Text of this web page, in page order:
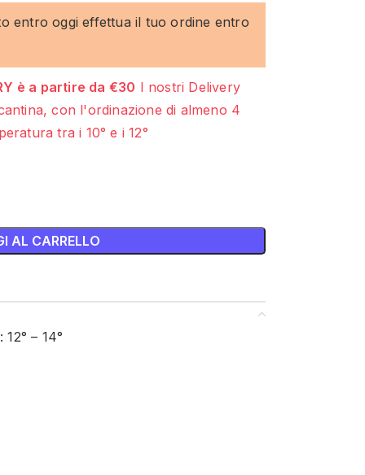
entro oggi effettua il tuo ordine entro
è a partire da €30 I nostri Delivery
con l'ordinazione di almeno 4
tra i 10° e i 12°
AL CARRELLO
– 14°